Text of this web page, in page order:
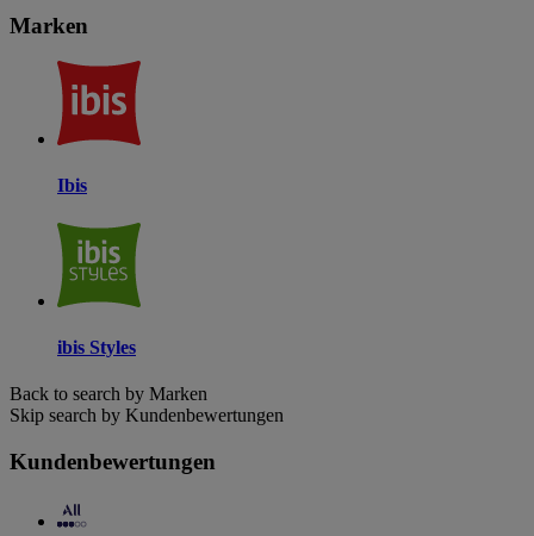
Marken
Ibis
ibis Styles
Back to search by Marken
Skip search by Kundenbewertungen
Kundenbewertungen